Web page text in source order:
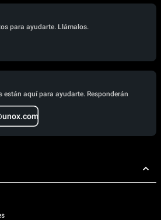
para ayudarte. Llámalos.
están aquí para ayudarte. Responderán